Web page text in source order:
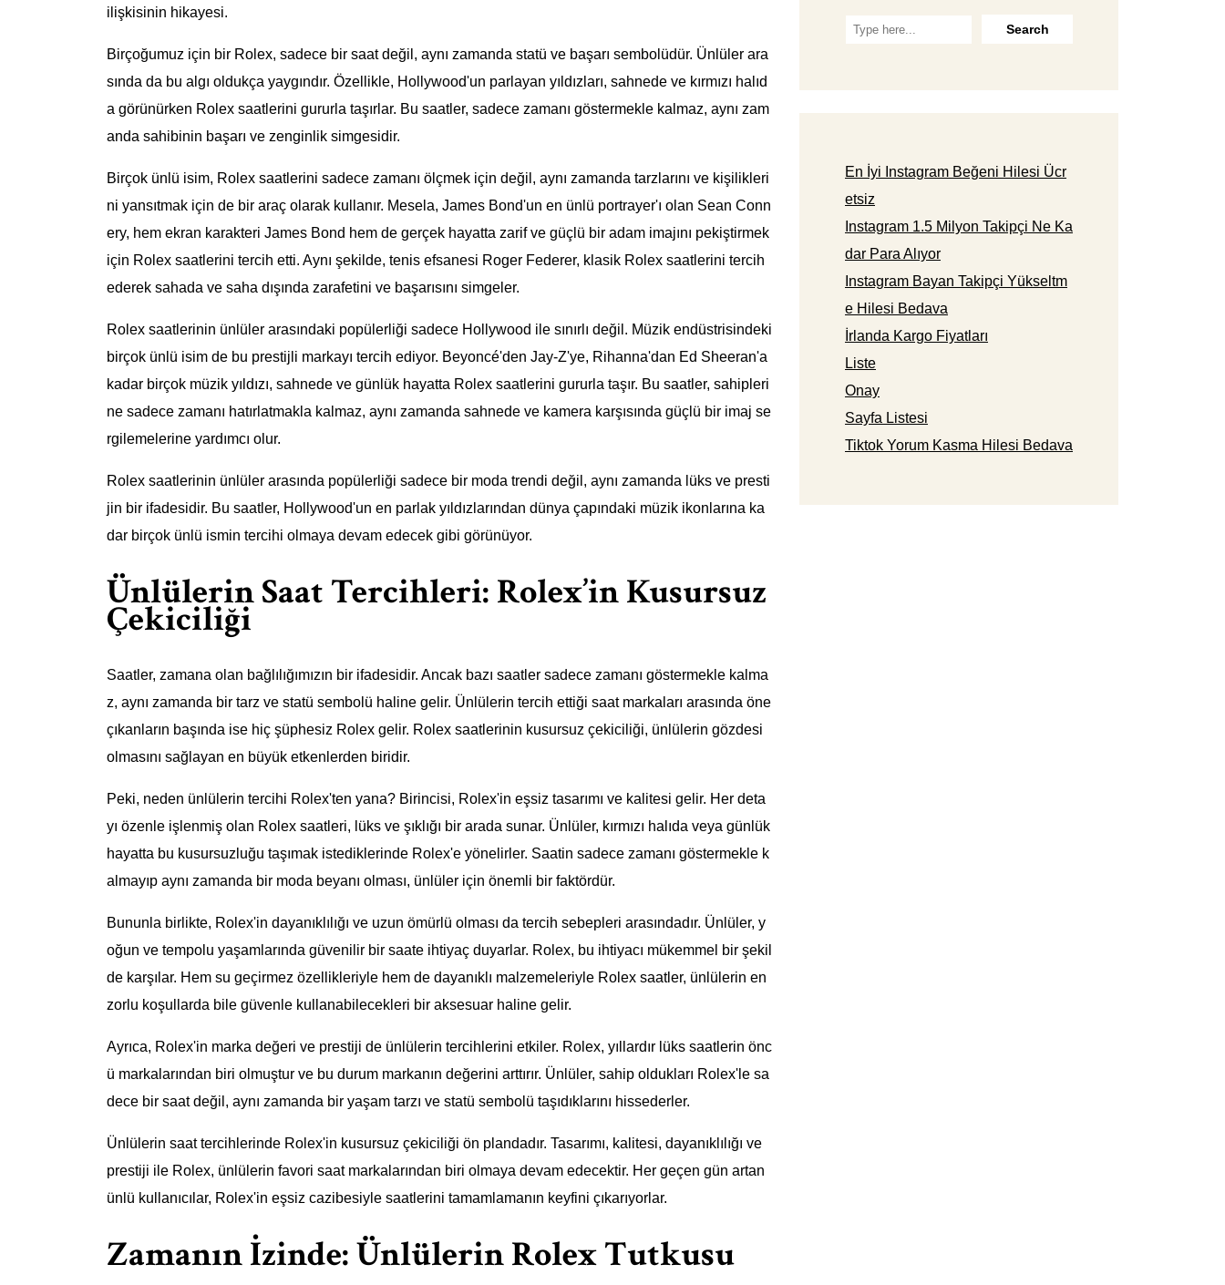
ilişkisinin hikayesi.
Birçoğumuz için bir Rolex, sadece bir saat değil, aynı zamanda statü ve başarı sembolüdür. Ünlüler ara
sında da bu algı oldukça yaygındır. Özellikle, Hollywood'un parlayan yıldızları, sahnede ve kırmızı halıd
a görünürken Rolex saatlerini gururla taşırlar. Bu saatler, sadece zamanı göstermekle kalmaz, aynı zam
anda sahibinin başarı ve zenginlik simgesidir.
Birçok ünlü isim, Rolex saatlerini sadece zamanı ölçmek için değil, aynı zamanda tarzlarını ve kişilikleri
ni yansıtmak için de bir araç olarak kullanır. Mesela, James Bond'un en ünlü portrayer'ı olan Sean Conn
ery, hem ekran karakteri James Bond hem de gerçek hayatta zarif ve güçlü bir adam imajını pekiştirmek
için Rolex saatlerini tercih etti. Aynı şekilde, tenis efsanesi Roger Federer, klasik Rolex saatlerini tercih
ederek sahada ve saha dışında zarafetini ve başarısını simgeler.
Rolex saatlerinin ünlüler arasındaki popülerliği sadece Hollywood ile sınırlı değil. Müzik endüstrisindeki
birçok ünlü isim de bu prestijli markayı tercih ediyor. Beyoncé'den Jay-Z'ye, Rihanna'dan Ed Sheeran'a
kadar birçok müzik yıldızı, sahnede ve günlük hayatta Rolex saatlerini gururla taşır. Bu saatler, sahipleri
ne sadece zamanı hatırlatmakla kalmaz, aynı zamanda sahnede ve kamera karşısında güçlü bir imaj se
rgilemelerine yardımcı olur.
Rolex saatlerinin ünlüler arasında popülerliği sadece bir moda trendi değil, aynı zamanda lüks ve presti
jin bir ifadesidir. Bu saatler, Hollywood'un en parlak yıldızlarından dünya çapındaki müzik ikonlarına ka
dar birçok ünlü ismin tercihi olmaya devam edecek gibi görünüyor.
Ünlülerin Saat Tercihleri: Rolex’in Kusursuz
Çekiciliği
Saatler, zamana olan bağlılığımızın bir ifadesidir. Ancak bazı saatler sadece zamanı göstermekle kalma
z, aynı zamanda bir tarz ve statü sembolü haline gelir. Ünlülerin tercih ettiği saat markaları arasında öne
çıkanların başında ise hiç şüphesiz Rolex gelir. Rolex saatlerinin kusursuz çekiciliği, ünlülerin gözdesi
olmasını sağlayan en büyük etkenlerden biridir.
Peki, neden ünlülerin tercihi Rolex'ten yana? Birincisi, Rolex'in eşsiz tasarımı ve kalitesi gelir. Her deta
yı özenle işlenmiş olan Rolex saatleri, lüks ve şıklığı bir arada sunar. Ünlüler, kırmızı halıda veya günlük
hayatta bu kusursuzluğu taşımak istediklerinde Rolex'e yönelirler. Saatin sadece zamanı göstermekle k
almayıp aynı zamanda bir moda beyanı olması, ünlüler için önemli bir faktördür.
Bununla birlikte, Rolex'in dayanıklılığı ve uzun ömürlü olması da tercih sebepleri arasındadır. Ünlüler, y
oğun ve tempolu yaşamlarında güvenilir bir saate ihtiyaç duyarlar. Rolex, bu ihtiyacı mükemmel bir şekil
de karşılar. Hem su geçirmez özellikleriyle hem de dayanıklı malzemeleriyle Rolex saatler, ünlülerin en
zorlu koşullarda bile güvenle kullanabilecekleri bir aksesuar haline gelir.
Ayrıca, Rolex'in marka değeri ve prestiji de ünlülerin tercihlerini etkiler. Rolex, yıllardır lüks saatlerin önc
ü markalarından biri olmuştur ve bu durum markanın değerini arttırır. Ünlüler, sahip oldukları Rolex'le sa
dece bir saat değil, aynı zamanda bir yaşam tarzı ve statü sembolü taşıdıklarını hissederler.
Ünlülerin saat tercihlerinde Rolex'in kusursuz çekiciliği ön plandadır. Tasarımı, kalitesi, dayanıklılığı ve
prestiji ile Rolex, ünlülerin favori saat markalarından biri olmaya devam edecektir. Her geçen gün artan
ünlü kullanıcılar, Rolex'in eşsiz cazibesiyle saatlerini tamamlamanın keyfini çıkarıyorlar.
Zamanın İzinde: Ünlülerin Rolex Tutkusu
En İyi Instagram Beğeni Hilesi Ücr
etsiz
Instagram 1.5 Milyon Takipçi Ne Ka
dar Para Alıyor
Instagram Bayan Takipçi Yükseltm
e Hilesi Bedava
İrlanda Kargo Fiyatları
Liste
Onay
Sayfa Listesi
Tiktok Yorum Kasma Hilesi Bedava